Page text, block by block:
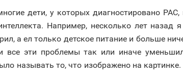
дети, у которых диагностировано
Например, несколько лет назад
а ел только детское питание и больше
все эти проблемы так или иначе
называть то, что изображено на